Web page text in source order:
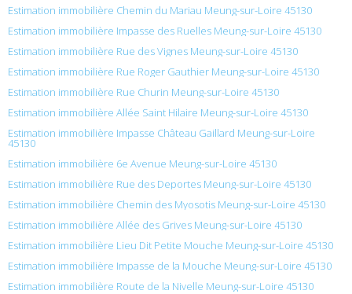
Estimation immobilière Chemin du Mariau Meung-sur-Loire 45130
Estimation immobilière Impasse des Ruelles Meung-sur-Loire 45130
Estimation immobilière Rue des Vignes Meung-sur-Loire 45130
Estimation immobilière Rue Roger Gauthier Meung-sur-Loire 45130
Estimation immobilière Rue Churin Meung-sur-Loire 45130
Estimation immobilière Allée Saint Hilaire Meung-sur-Loire 45130
Estimation immobilière Impasse Château Gaillard Meung-sur-Loire
45130
Estimation immobilière 6e Avenue Meung-sur-Loire 45130
Estimation immobilière Rue des Deportes Meung-sur-Loire 45130
Estimation immobilière Chemin des Myosotis Meung-sur-Loire 45130
Estimation immobilière Allée des Grives Meung-sur-Loire 45130
Estimation immobilière Lieu Dit Petite Mouche Meung-sur-Loire 45130
Estimation immobilière Impasse de la Mouche Meung-sur-Loire 45130
Estimation immobilière Route de la Nivelle Meung-sur-Loire 45130